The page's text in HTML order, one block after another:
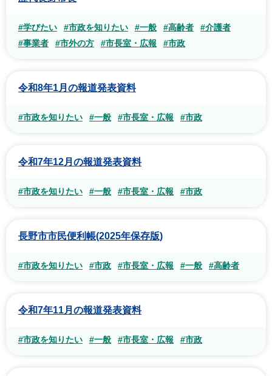
#学びたい #市政を知りたい #一般 #高齢者
#介護者
#事業者
#市外の方 #市長室・広報 #市政
令和8年1月の報道発表資料
#市政を知りたい #一般 #市長室・広報 #市政
令和7年12月の報道発表資料
#市政を知りたい #一般 #市長室・広報 #市政
長野市市民便利帳(2025年保存版)
#市政を知りたい #市政 #市長室・広報 #一般 #高齢者
令和7年11月の報道発表資料
#市政を知りたい #一般 #市長室・広報 #市政